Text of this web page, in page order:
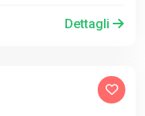
Dettagli